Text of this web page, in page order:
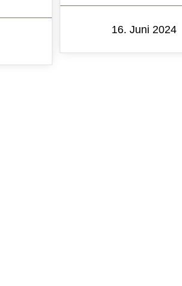
16. Juni 2024